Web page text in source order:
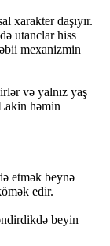
xarakter daşıyır.
utanclar hiss
mexanizmin
və yalnız yaş
həmin
etmək beynə
edir.
beyin